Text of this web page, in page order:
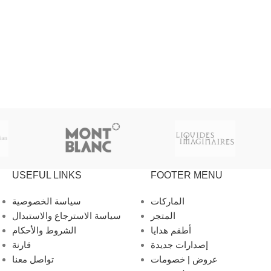
USEFUL LINKS
سياسة الخصوصية
سياسة الاسترجاع والاستبدال
الشروط والأحكام
قارنة
تواصل معنا
FOOTER MENU
الماركات
المتجر
أطقم هدايا
إصدارات جديدة
عروض | خصومات